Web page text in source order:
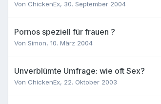
Von ChickenEx, 30. September 2004
Pornos speziell für frauen ?
Von Simon, 10. März 2004
Unverblümte Umfrage: wie oft Sex?
Von ChickenEx, 22. Oktober 2003